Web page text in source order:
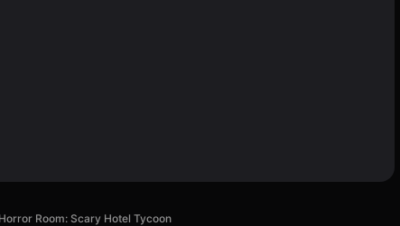
Horror Room: Scary Hotel Tycoon